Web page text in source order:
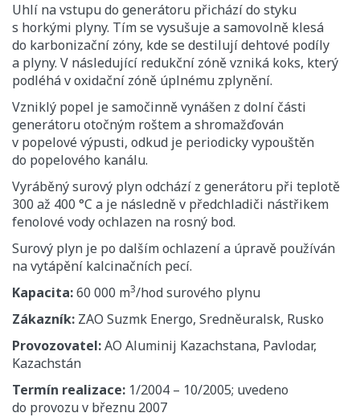
Uhlí na vstupu do generátoru přichází do styku
s horkými plyny. Tím se vysušuje a samovolně klesá
do karbonizační zóny, kde se destilují dehtové podíly
a plyny. V následující redukční zóně vzniká koks, který
podléhá v oxidační zóně úplnému zplynění.
Vzniklý popel je samočinně vynášen z dolní části
generátoru otočným roštem a shromažďován
v popelové výpusti, odkud je periodicky vypouštěn
do popelového kanálu.
Vyráběný surový plyn odchází z generátoru při teplotě
300 až 400 °C a je následně v předchladiči nástřikem
fenolové vody ochlazen na rosný bod.
Surový plyn je po dalším ochlazení a úpravě používán
na vytápění kalcinačních pecí.
Kapacita:60 000 m3/hod surového plynu
Zákazník: ZAO Suzmk Energo, Sredněuralsk, Rusko
Provozovatel:AO Aluminij Kazachstana, Pavlodar,
Kazachstán
Termín realizace: 1/2004 – 10/2005; uvedeno
do provozu v březnu 2007